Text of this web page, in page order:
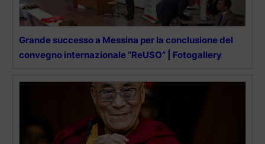
Grande successo a Messina per la conclusione del
convegno internazionale “ReUSO” | Fotogallery